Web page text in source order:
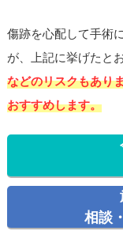
傷跡を心配して手術
が、上記に挙げたと
などのリスクもあり
おすすめします。
相談